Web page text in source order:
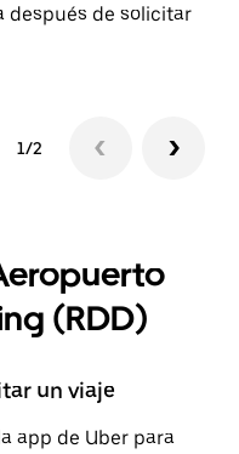
después de solicitar
1/2
(RDD)
un viaje
app de Uber para